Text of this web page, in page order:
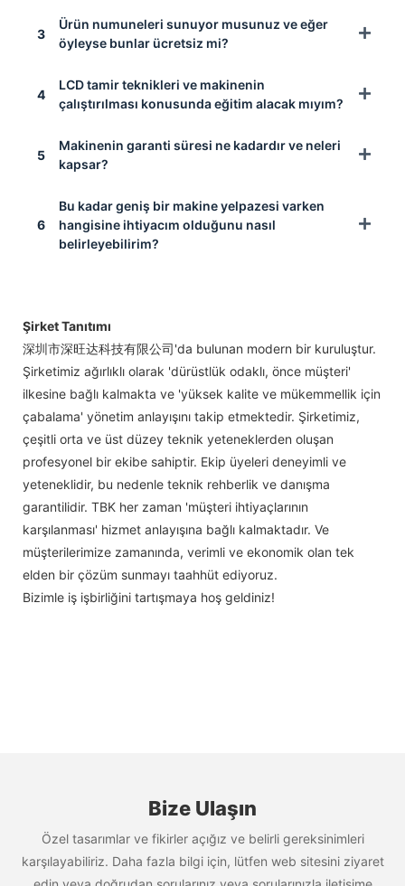
3
Ürün numuneleri sunuyor musunuz ve eğer
öyleyse bunlar ücretsiz mi?
4
LCD tamir teknikleri ve makinenin
çalıştırılması konusunda eğitim alacak mıyım?
5
Makinenin garanti süresi ne kadardır ve neleri
kapsar?
6
Bu kadar geniş bir makine yelpazesi varken
hangisine ihtiyacım olduğunu nasıl
belirleyebilirim?
Şirket Tanıtımı
深圳市深旺达科技有限公司'da bulunan modern bir kuruluştur.
Şirketimiz ağırlıklı olarak 'dürüstlük odaklı, önce müşteri'
ilkesine bağlı kalmakta ve 'yüksek kalite ve mükemmellik için
çabalama' yönetim anlayışını takip etmektedir. Şirketimiz,
çeşitli orta ve üst düzey teknik yeteneklerden oluşan
profesyonel bir ekibe sahiptir. Ekip üyeleri deneyimli ve
yeteneklidir, bu nedenle teknik rehberlik ve danışma
garantilidir. TBK her zaman 'müşteri ihtiyaçlarının
karşılanması' hizmet anlayışına bağlı kalmaktadır. Ve
müşterilerimize zamanında, verimli ve ekonomik olan tek
elden bir çözüm sunmayı taahhüt ediyoruz.
Bizimle iş işbirliğini tartışmaya hoş geldiniz!
Bize Ulaşın
Özel tasarımlar ve fikirler açığız ve belirli gereksinimleri
karşılayabiliriz. Daha fazla bilgi için, lütfen web sitesini ziyaret